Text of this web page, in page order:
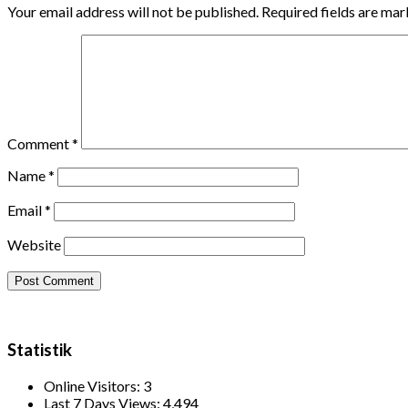
Your email address will not be published. Required fields are
Comment*
Name*
Email*
Website
Statistik
Online Visitors: 3
Last 7 Days Views: 4,494